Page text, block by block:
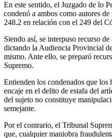
En este sentido, el Juzgado de lo
condenó a ambos como autores
248.2 en relación con el 249 del
Siendo así, se interpuso recurso
dictando la Audiencia Provincial
mismo. Ante ello, se preparó
Supremo.
Entienden los condenados que los
encaje en el delito de estafa del
del sujeto no constituye
semejante.
Por el contrario, el Tribunal
que, cualquier maniobra